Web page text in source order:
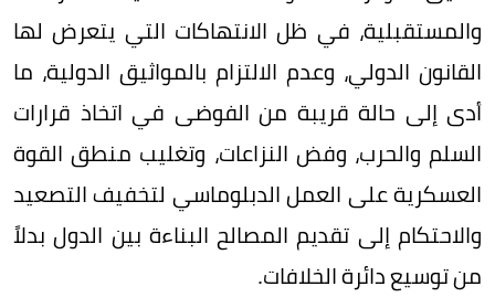
والمستقبلية، في ظل الانتهاكات التي يتعرض لها
القانون الدولي، وعدم الالتزام بالمواثيق الدولية، ما
أدى إلى حالة قريبة من الفوضى في اتخاذ قرارات
السلم والحرب، وفض النزاعات، وتغليب منطق القوة
العسكرية على العمل الدبلوماسي لتخفيف التصعيد
والاحتكام إلى تقديم المصالح البناءة بين الدول بدلاً
من توسيع دائرة الخلافات.